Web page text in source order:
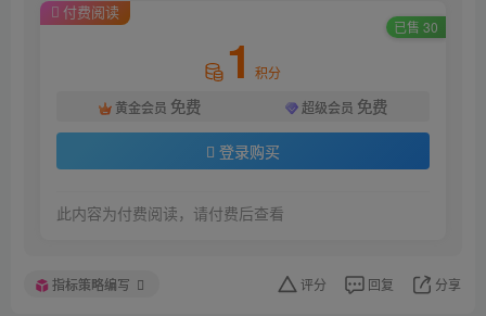
付费阅读
已售 30
1 积分
黄金会员 免费 超级会员 免费
登录购买
此内容为付费阅读，请付费后查看
指标策略编写 评分 回复 分享